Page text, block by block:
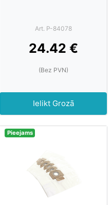
Art. P-84078
24.42 €
(Bez PVN)
Ielikt Grozā
Pieejams